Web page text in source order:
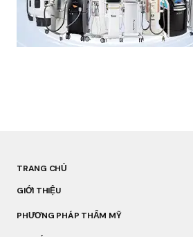
TRANG CHỦ
GIỚI THIỆU
PHƯƠNG PHÁP THẨM MỸ